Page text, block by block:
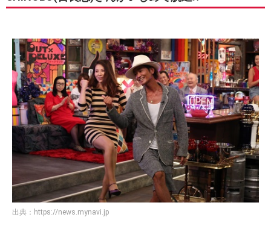
出典： https://news.mynavi.jp